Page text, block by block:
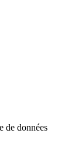
de données